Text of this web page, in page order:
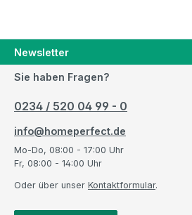
Newsletter
Sie haben Fragen?
0234 / 520 04 99 - 0
info@homeperfect.de
Mo-Do, 08:00 - 17:00 Uhr
Fr, 08:00 - 14:00 Uhr
Oder über unser Kontaktformular.